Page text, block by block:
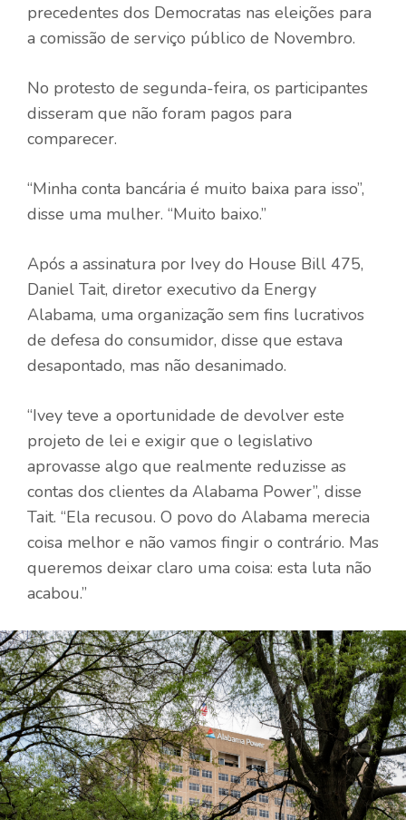
precedentes dos Democratas nas eleições para
a comissão de serviço público de Novembro.
No protesto de segunda-feira, os participantes
disseram que não foram pagos para
comparecer.
“Minha conta bancária é muito baixa para isso”,
disse uma mulher. “Muito baixo.”
Após a assinatura por Ivey do House Bill 475,
Daniel Tait, diretor executivo da Energy
Alabama, uma organização sem fins lucrativos
de defesa do consumidor, disse que estava
desapontado, mas não desanimado.
“Ivey teve a oportunidade de devolver este
projeto de lei e exigir que o legislativo
aprovasse algo que realmente reduzisse as
contas dos clientes da Alabama Power”, disse
Tait. “Ela recusou. O povo do Alabama merecia
coisa melhor e não vamos fingir o contrário. Mas
queremos deixar claro uma coisa: esta luta não
acabou.”